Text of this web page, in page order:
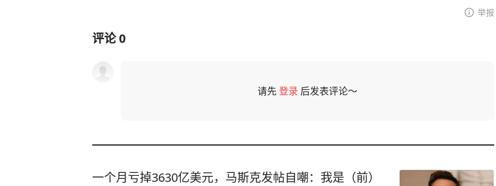
举报
评论0
请先登录 后发表评论～
一个月亏掉3630亿美元，马斯克发帖自嘲：我是（前）